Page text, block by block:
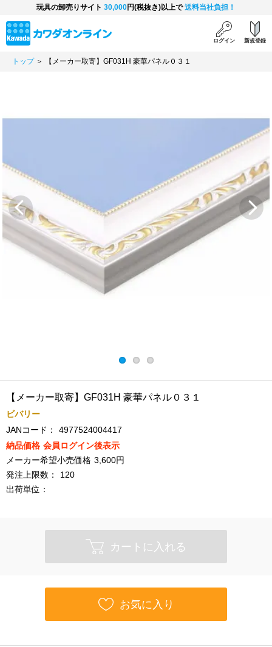
玩具の卸売りサイト 30,000円(税抜き)以上で送料当社負担！
ログイン 新規登録
トップ＞ 【メーカー取寄】GF031H 豪華パネル０３１
Previous
【メーカー取寄】GF031H 豪華パネル０３１
ビバリー
JANコード：
4977524004417
納品価格 会員ログイン後表示
メーカー希望小売価格 3,600円
発注上限数：
120
出荷単位：
カートに入れる
お気に入り